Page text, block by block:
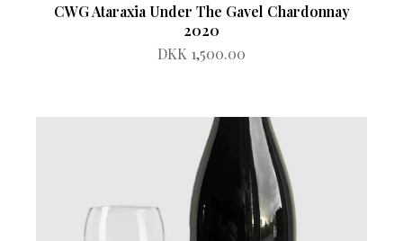
CWG Ataraxia Under The Gavel Chardonnay
2020
DKK 1,500.00